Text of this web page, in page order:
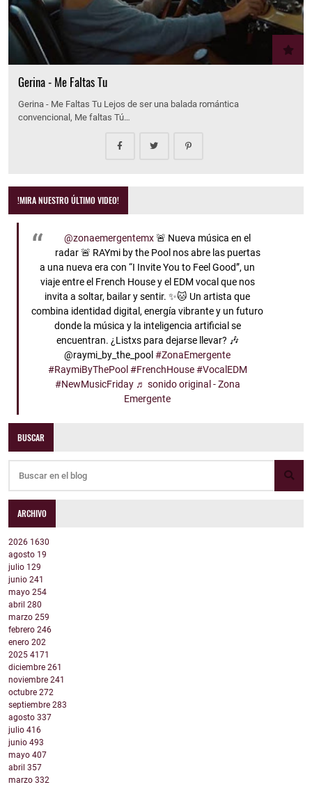
Gerina - Me Faltas Tu
Gerina - Me Faltas Tu Lejos de ser una balada romántica
convencional, Me faltas Tú…
!MIRA NUESTRO ÚLTIMO VIDEO!
@zonaemergentemx🚨 Nueva música en el
radar 🚨 RAYmi by the Pool nos abre las puertas
a una nueva era con “I Invite You to Feel Good”, un
viaje entre el French House y el EDM vocal que nos
invita a soltar, bailar y sentir. ✨🐱 Un artista que
combina identidad digital, energía vibrante y un futuro
donde la música y la inteligencia artificial se
encuentran. ¿Listxs para dejarse llevar? 🎶
@raymi_by_the_pool#ZonaEmergente
#RaymiByThePool #FrenchHouse #VocalEDM
#NewMusicFriday ♬ sonido original - Zona
Emergente
BUSCAR
ARCHIVO
2026 1630
agosto 19
julio 129
junio 241
mayo 254
abril 280
marzo 259
febrero 246
enero 202
2025 4171
diciembre 261
noviembre 241
octubre 272
septiembre 283
agosto 337
julio 416
junio 493
mayo 407
abril 357
marzo 332